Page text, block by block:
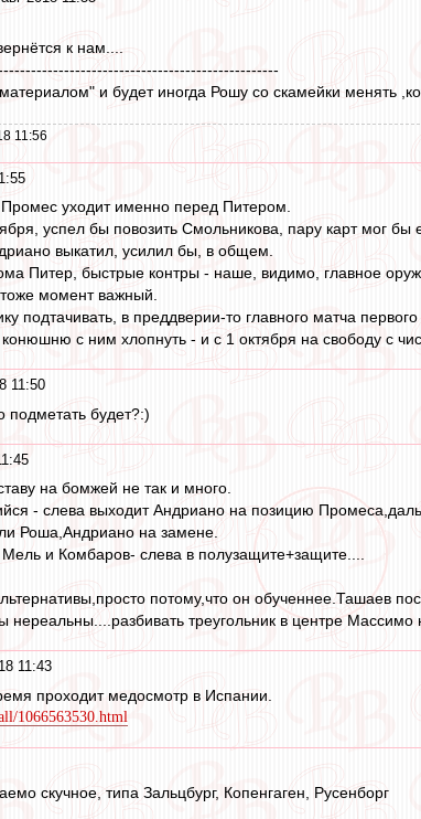
к нам....
и будет иногда Рошу со скамейки менять
11:56
уходит именно перед Питером.
успел бы повозить Смольникова, пару карт мог
выкатил, усилил бы, в общем.
Питер, быстрые контры - наше, видимо, главное
момент важный.
подтачивать, в преддверии-то главного матча первого
с ним хлопнуть - и с 1 октября на свободу с
11:50
подметать будет?:)
на бомжей не так и много.
- слева выходит Андриано на позицию
Роша,Андриано на замене.
и Комбаров- слева в полузащите+защите....
потому,что он обученнее.Ташаев
нереальны....разбивать треугольник в центре Массимо
11:43
проходит медосмотр в Испании.
1066563530.html
скучное, типа Зальцбург, Копенгаген, Русенборг